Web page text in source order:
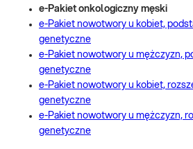
e-Pakiet onkologiczny męski
e-Pakiet nowotwory u kobiet,
genetyczne
e-Pakiet nowotwory u mężczyzn,
genetyczne
e-Pakiet nowotwory u kobiet,
genetyczne
e-Pakiet nowotwory u mężczyzn,
genetyczne